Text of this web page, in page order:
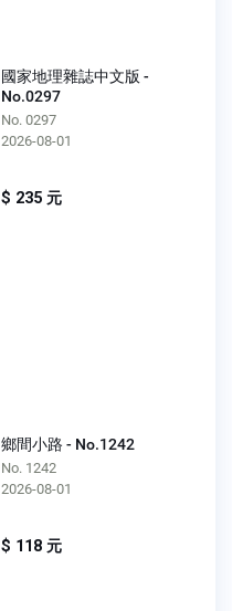
國家地理雜誌中文版 -
No.0297
No. 0297
2026-08-01
$ 235 元
鄉間小路 - No.1242
No. 1242
2026-08-01
$ 118 元